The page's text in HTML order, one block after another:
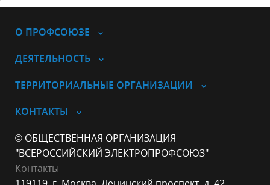
О ПРОФСОЮЗЕ
ДЕЯТЕЛЬНОСТЬ
ТЕРРИТОРИАЛЬНЫЕ ОРГАНИЗАЦИИ
КОНТАКТЫ
© ОБЩЕСТВЕННАЯ ОРГАНИЗАЦИЯ
"ВСЕРОССИЙСКИЙ ЭЛЕКТРОПРОФСОЮЗ"
Контакты